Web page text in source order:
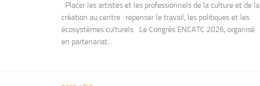
Placer les artistes et les professionnels de la culture et de la
création au centre : repenser le travail, les politiques et les
écosystèmes culturels Le Congrès ENCATC 2026, organisé
en partenariat...